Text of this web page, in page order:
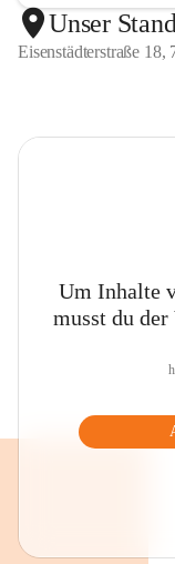
Unser
Eisenstädterstraße
Um Inhalte
musst du